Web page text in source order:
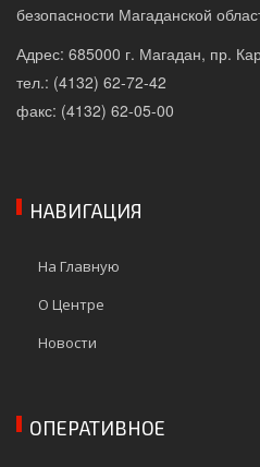
безопасности Магаданской
Адрес: 685000 г. Магадан, пр.
тел.: (4132) 62-72-42
факс: (4132) 62-05-00
НАВИГАЦИЯ
На Главную
О Центре
Новости
ОПЕРАТИВНОЕ